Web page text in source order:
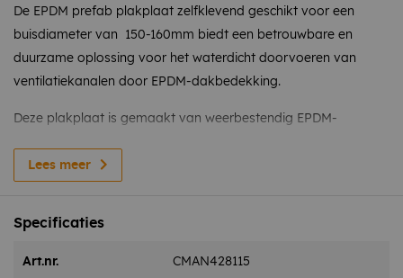
De EPDM prefab plakplaat zelfklevend geschikt voor een
buisdiameter van 150-160mm biedt een betrouwbare en
duurzame oplossing voor het waterdicht doorvoeren van
ventilatiekanalen door EPDM-dakbedekking.
Deze plakplaat is gemaakt van weerbestendig EPDM-
weersomstandigheden. Dit garandeert een lange levensduur
Lees meer
Specificaties
Art.nr. CMAN428115